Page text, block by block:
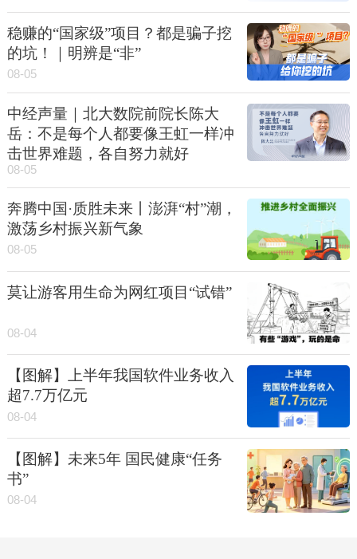
稳赚的“国家级”项目？都是骗子挖
的坑！｜明辨是“非”
08-05
中经声量｜北大数院前院长陈大
岳：不是每个人都要像王虹一样冲
击世界难题，各自努力就好
08-05
奔腾中国·质胜未来丨澎湃“村”潮，
激荡乡村振兴新气象
08-05
莫让游客用生命为网红项目“试错”
08-04
【图解】上半年我国软件业务收入
超7.7万亿元
08-04
【图解】未来5年 国民健康“任务
书”
08-04